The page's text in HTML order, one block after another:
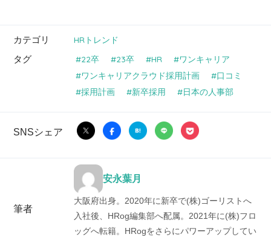
カテゴリ HRトレンド
タグ 22卒 23卒 HR
ワンキャリア
ワンキャリアクラウド採用計画
口コミ
採用計画
新卒採用 日本の人事部
SNSシェア
筆者
安永葉月
大阪府出身。2020年に新卒で(株)ゴーリストへ
入社後、HRog編集部へ配属。2021年に(株)フロ
ッグへ転籍。HRogをさらにパワーアップしてい